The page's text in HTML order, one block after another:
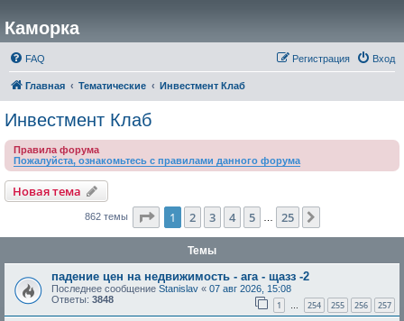
Каморка
FAQ Вход
Регистрация
Главная Тематические Инвестмент Клаб
Инвестмент Клаб
Правила форума
Пожалуйста, ознакомьтесь с правилами данного форума
Новая тема
862 темы Страница из 25
1 2 3 4 5 25
Темы
падение цен на недвижимость - ага - щазз -2
Последнее сообщение Stanislav « 07 авг 2026, 15:08
Ответы: 3848 1 … 254 255 256 257